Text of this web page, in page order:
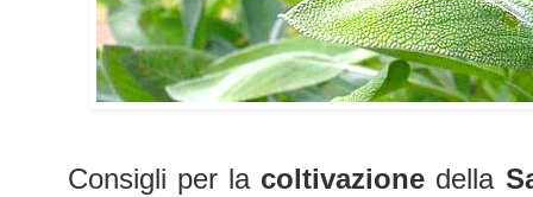
Consigli per la coltivazione della